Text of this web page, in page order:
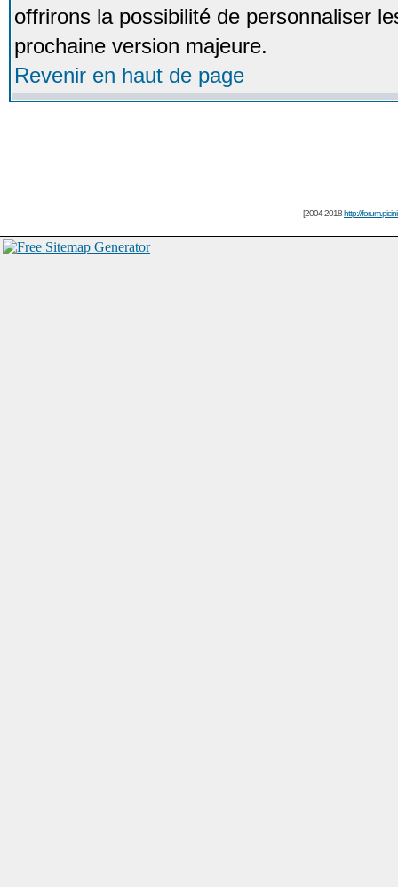
offrirons la possibilité de personnaliser
prochaine version majeure.
Revenir en haut de page
[2004-2018http://